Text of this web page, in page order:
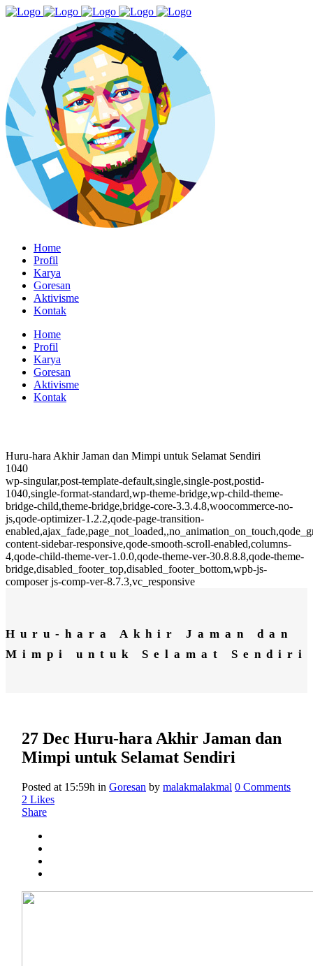
Home
Profil
Karya
Goresan
Aktivisme
Kontak
Home
Profil
Karya
Goresan
Aktivisme
Kontak
Huru-hara Akhir Jaman dan Mimpi untuk Selamat Sendiri
1040
wp-singular,post-template-default,single,single-post,postid-
1040,single-format-standard,wp-theme-bridge,wp-child-theme-
bridge-child,theme-bridge,bridge-core-3.3.4.8,woocommerce-no-
js,qode-optimizer-1.2.2,qode-page-transition-
content-sidebar-responsive,qode-smooth-scroll-enabled,columns-
4,qode-child-theme-ver-1.0.0,qode-theme-ver-30.8.8.8,qode-theme-
bridge,disabled_footer_top,disabled_footer_bottom,wpb-js-
composer js-comp-ver-8.7.3,vc_responsive
Huru-hara Akhir Jaman dan
Mimpi untuk Selamat Sendiri
27 Dec Huru-hara Akhir Jaman dan
Mimpi untuk Selamat Sendiri
Posted at 15:59h in Goresan by malakmalakmal 0 Comments
2 Likes
Share